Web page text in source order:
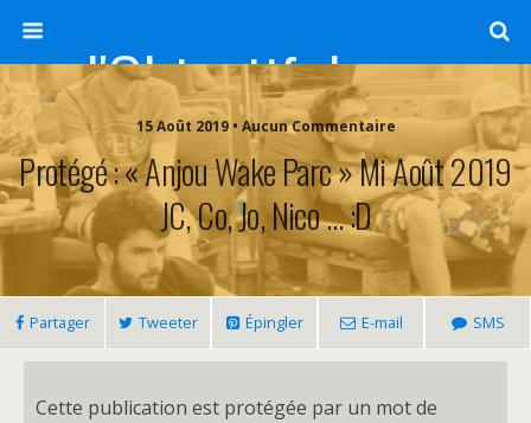
l'Objectif de Clairette
15 Août 2019 • Aucun Commentaire
Protégé : « Anjou Wake Parc » Mi Août 2019
JC, Co, Jo, Nico … :D
Partager Tweeter Épingler E-mail SMS
Cette publication est protégée par un mot de